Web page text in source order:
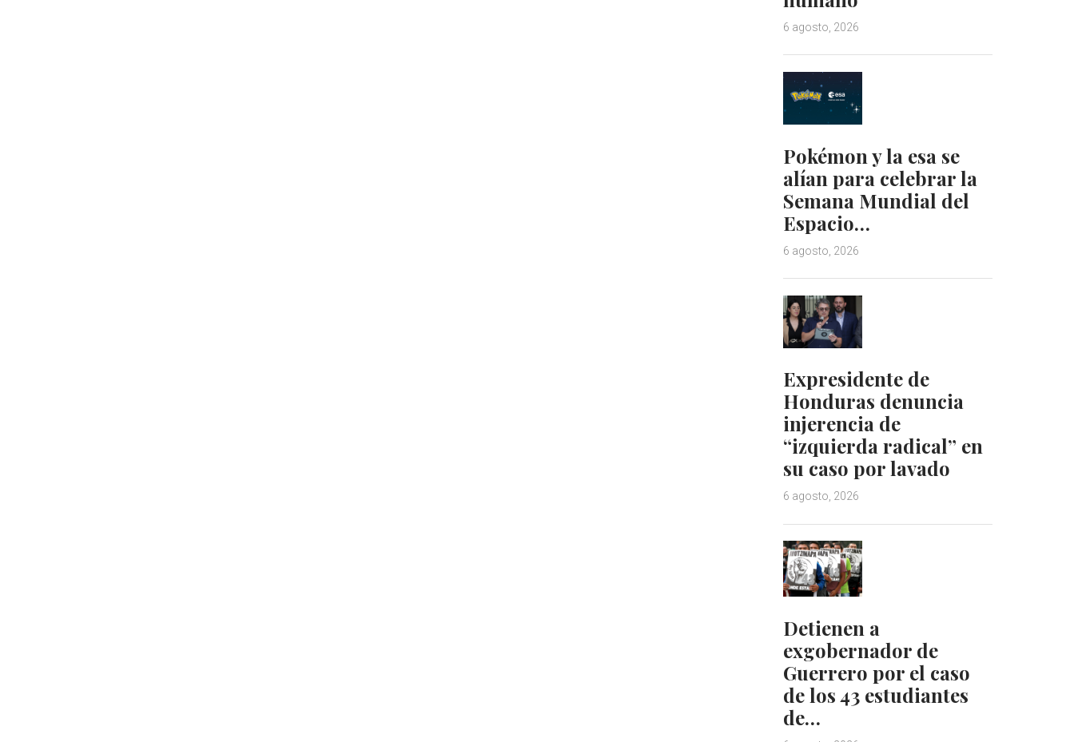
6 agosto, 2026
Pokémon y la esa se
alían para celebrar la
Semana Mundial del
Espacio…
6 agosto, 2026
Expresidente de
Honduras denuncia
injerencia de
“izquierda radical” en
su caso por lavado
6 agosto, 2026
Detienen a
exgobernador de
Guerrero por el caso
de los 43 estudiantes
de…